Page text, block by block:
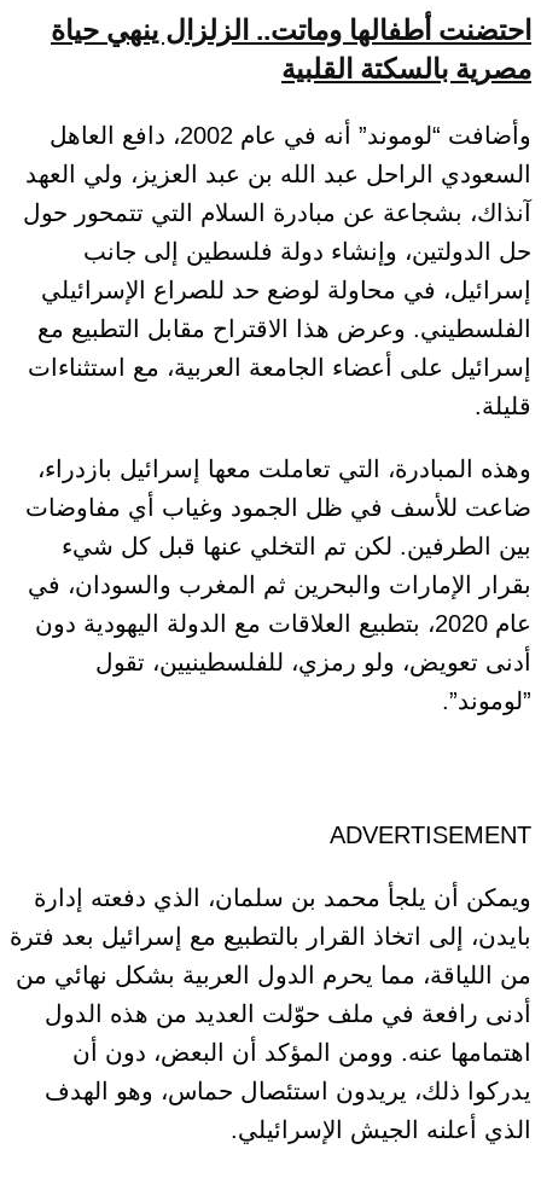
احتضنت أطفالها وماتت.. الزلزال ينهي حياة
مصرية بالسكتة القلبية
وأضافت “لوموند” أنه في عام 2002، دافع العاهل
السعودي الراحل عبد الله بن عبد العزيز، ولي العهد
آنذاك، بشجاعة عن مبادرة السلام التي تتمحور حول
حل الدولتين، وإنشاء دولة فلسطين إلى جانب
إسرائيل، في محاولة لوضع حد للصراع الإسرائيلي
الفلسطيني. وعرض هذا الاقتراح مقابل التطبيع مع
إسرائيل على أعضاء الجامعة العربية، مع استثناءات
قليلة.
وهذه المبادرة، التي تعاملت معها إسرائيل بازدراء،
ضاعت للأسف في ظل الجمود وغياب أي مفاوضات
بين الطرفين. لكن تم التخلي عنها قبل كل شيء
بقرار الإمارات والبحرين ثم المغرب والسودان، في
عام 2020، بتطبيع العلاقات مع الدولة اليهودية دون
أدنى تعويض، ولو رمزي، للفلسطينيين، تقول
”لوموند”.
ADVERTISEMENT
ويمكن أن يلجأ محمد بن سلمان، الذي دفعته إدارة
بايدن، إلى اتخاذ القرار بالتطبيع مع إسرائيل بعد فترة
من اللياقة، مما يحرم الدول العربية بشكل نهائي من
أدنى رافعة في ملف حوّلت العديد من هذه الدول
اهتمامها عنه. وومن المؤكد أن البعض، دون أن
يدركوا ذلك، يريدون استئصال حماس، وهو الهدف
الذي أعلنه الجيش الإسرائيلي.